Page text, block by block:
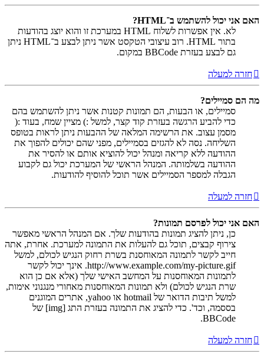
האם אני יכול להשתמש ב־HTML?
לא. אין אפשרות לשלוח HTML במערכת זו והוא יוצג בהודעות
בתור HTML. רוב עיצובי הטקסט אשר ניתן לבצע ב־HTML ניתן
גם לבצע בעזרת BBCode במקום.
חזרה למעלה
מה הם סמיילים?
סמיילים, או הבעות, הם תמונות קטנות אשר ניתן להשתמש בהם
כדי להביע הרגשה בעזרת קוד קצר, למשל :) מציין שמח, בעוד :(
מסמן עצוב. את הרשימה המלאה של ההבעות ניתן לראות בטופס
השליחה. נסה לא להגזים בסמיילים, מפני שהם יכולים להפוך את
ההודעה ללא קריאה ומנהל יכול להוציא אותם או להסיר את
ההודעה בשלמותה. המנהל הראשי של המערכת יכול גם לקבוע
הגבלה למספר הסמיילים אשר תוכל להוסיף להודעות.
חזרה למעלה
האם אני יכול לפרסם תמונות?
כן, ניתן להציג תמונות בהודעות שלך. אם המנהל הראשי מאפשר
צירוף קבצים, תוכל גם להעלות את התמונה למערכת. אחרת, אתה
חייב לקשר לתמונה המאוחסנת בשרת רחוק הנגיש לכולם, למשל
http://www.example.com/my-picture.gif. אינך יכול לקשר
לתמונות המאוחסנות על המחשב האישי שלך (אלא אם כן הוא
שרת הנגיש לכולם) ולא תמונות המאוחסנות מאחורי מנגנוני אימות,
למשל תיבות הדואר של hotmail או yahoo, אתרים המוגנים
בססמה, וכד'. כדי להציג את התמונה בעזרת התג [img] של
BBCode.
חזרה למעלה